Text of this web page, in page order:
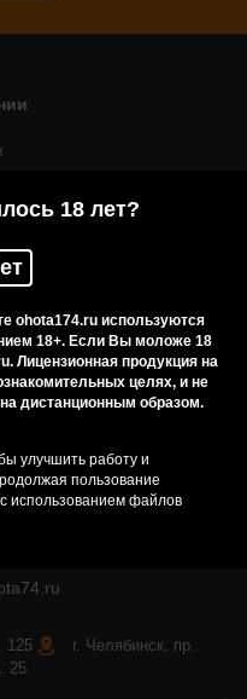
18 лет?
ohota174.ru используются
18+. Если Вы моложе 18
Лицензионная продукция на
целях, и не
дистанционным образом.
улучшить работу и
пользование
использованием файлов
товаров
125
г. Челябинск, пр.
25